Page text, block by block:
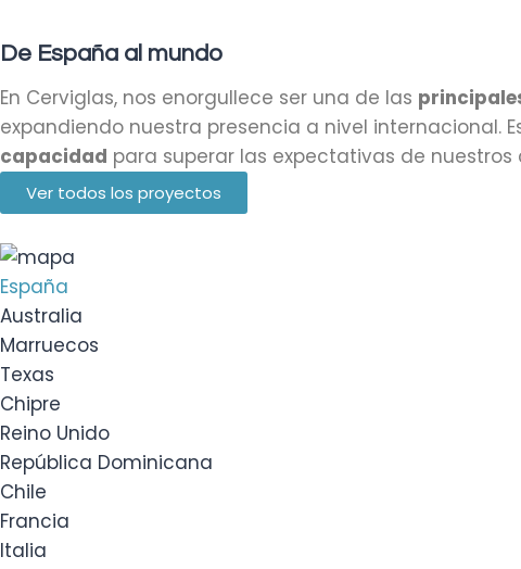
De España al mundo
En Cerviglas, nos enorgullece ser una de las
expandiendo nuestra presencia a nivel internacional.
capacidad para superar las expectativas de
Ver todos los proyectos
España
Australia
Marruecos
Texas
Chipre
Reino Unido
República Dominicana
Chile
Francia
Italia